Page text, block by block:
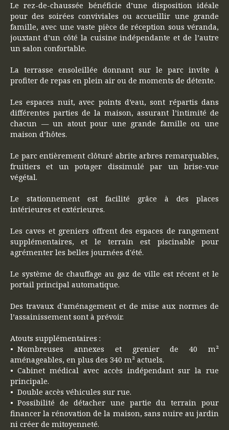
Le rez-de-chaussée bénéficie d’une disposition idéale
pour des soirées conviviales ou accueillir une grande
famille, avec une vaste pièce de réception sous véranda,
jouxtant d’un côté la cuisine indépendante et de l’autre
un salon confortable.
La terrasse ensoleillée donnant sur le parc invite à
profiter de repas en plein air ou de moments de détente.
Les espaces nuit, avec points d’eau, sont répartis dans
différentes parties de la maison, assurant l’intimité de
chacun — un atout pour une grande famille ou une
maison d’hôtes.
Le parc entièrement clôturé abrite arbres remarquables,
fruitiers et un potager dissimulé par un brise-vue
végétal.
Le stationnement est facilité grâce à des places
intérieures et extérieures.
Les caves et greniers offrent des espaces de rangement
supplémentaires, et le terrain est piscinable pour
agrémenter les belles journées d'été.
Le système de chauffage au gaz de ville est récent et le
portail principal automatique.
Des travaux d'aménagement et de mise aux normes de
l’assainissement sont à prévoir.
Atouts supplémentaires :
Nombreuses annexes et grenier de 40 m²
aménageables, en plus des 340 m² actuels.
Cabinet médical avec accès indépendant sur la rue
principale.
Double accès véhicules sur rue.
Possibilité de détacher une partie du terrain pour
financer la rénovation de la maison, sans nuire au jardin
ni créer de mitoyenneté.